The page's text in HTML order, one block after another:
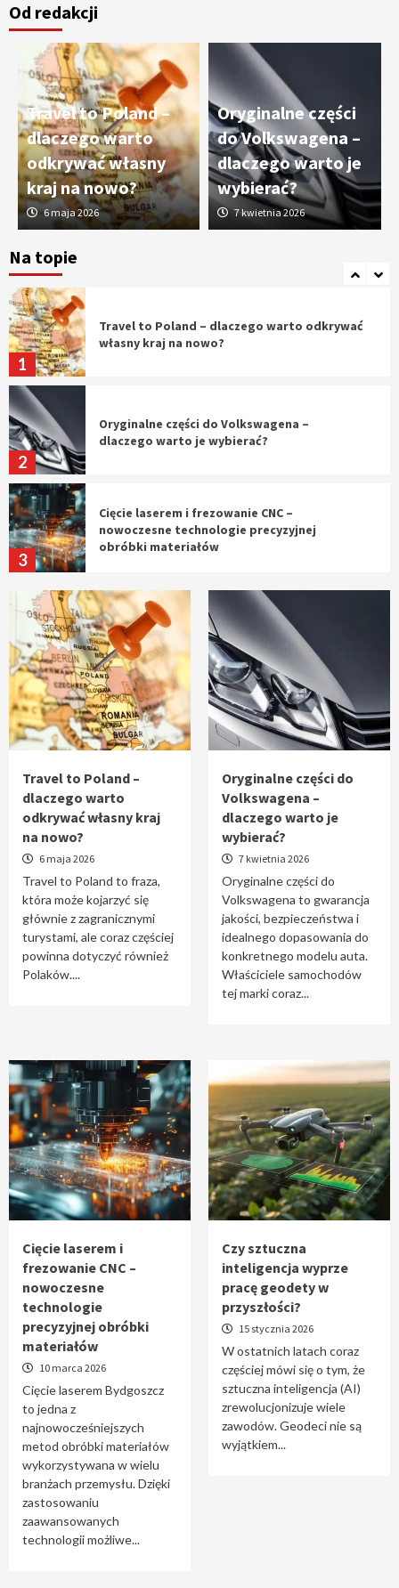
Od redakcji
Travel to Poland –
dlaczego warto
odkrywać własny
kraj na nowo?
6 maja 2026
Oryginalne części
do Volkswagena –
dlaczego warto je
wybierać?
7 kwietnia 2026
Na topie
3
nowoczesne technologie precyzyjnej
obróbki materiałów
4
Czy sztuczna inteligencja wyprze pracę
geodety w przyszłości?
5
Tworzenie aplikacji internetowych – jak
1
Travel to Poland – dlaczego warto odkrywać
własny kraj na nowo?
2
Oryginalne części do Volkswagena –
dlaczego warto je wybierać?
3
Cięcie laserem i frezowanie CNC –
nowoczesne technologie precyzyjnej
obróbki materiałów
4
Czy sztuczna inteligencja wyprze pracę
geodety w przyszłości?
5
Tworzenie aplikacji internetowych – jak
powstają nowoczesne rozwiązania cyfrowe
1
Travel to Poland – dlaczego warto odkrywać
własny kraj na nowo?
2
Oryginalne części do Volkswagena –
dlaczego warto je wybierać?
Cięcie laserem i frezowanie CNC –
4
Czy sztuczna inteligencja wyprze pracę
geodety w przyszłości?
5
Tworzenie aplikacji internetowych – jak
powstają nowoczesne rozwiązania cyfrowe
Travel to Poland –
dlaczego warto
odkrywać własny kraj
na nowo?
6 maja 2026
Travel to Poland to fraza,
która może kojarzyć się
głównie z zagranicznymi
turystami, ale coraz częściej
powinna dotyczyć również
Polaków....
Oryginalne części do
Volkswagena –
dlaczego warto je
wybierać?
7 kwietnia 2026
Oryginalne części do
Volkswagena to gwarancja
jakości, bezpieczeństwa i
idealnego dopasowania do
konkretnego modelu auta.
Właściciele samochodów
tej marki coraz...
Cięcie laserem i
frezowanie CNC –
nowoczesne
technologie
precyzyjnej obróbki
materiałów
10 marca 2026
Cięcie laserem Bydgoszcz
to jedna z
najnowocześniejszych
metod obróbki materiałów
wykorzystywana w wielu
branżach przemysłu. Dzięki
zastosowaniu
zaawansowanych
technologii możliwe...
Czy sztuczna
inteligencja wyprze
pracę geodety w
przyszłości?
15 stycznia 2026
W ostatnich latach coraz
częściej mówi się o tym, że
sztuczna inteligencja (AI)
zrewolucjonizuje wiele
zawodów. Geodeci nie są
wyjątkiem...